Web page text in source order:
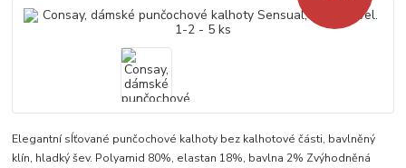
Elegantní sÍťované punčochové kalhoty bez kalhotové části, bavlněný
klín, hladký šev. Polyamid 80%, elastan 18%, bavlna 2% Zvýhodněná